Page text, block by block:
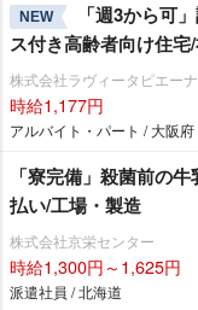
NEW
「週3から可
ス付き高齢者向け住
株式会社ラヴィータピエー
時給1,177円
アルバイト・パート / 大阪府
「寮完備」殺菌前の
払い/工場・製造
株式会社京栄センター
時給1,300円～1,625円
派遣社員 / 北海道